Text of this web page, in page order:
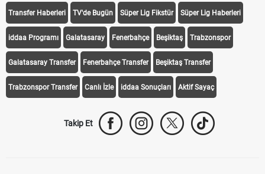
Transfer Haberleri TV'de Bugün Süper Lig Fikstür Süper Lig Haberleri
iddaa Programı Galatasaray Fenerbahçe Beşiktaş Trabzonspor
Galatasaray Transfer Fenerbahçe Transfer Beşiktaş Transfer
Trabzonspor Transfer Canlı İzle iddaa Sonuçları Aktif Sayaç
Takip Et